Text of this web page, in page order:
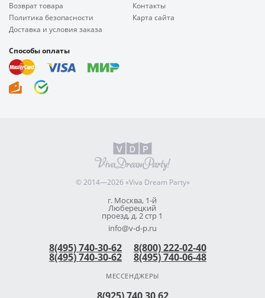
Возврат товара
Политика безопасности
Доставка и условия заказа
Контакты
Карта сайта
Способы оплаты
© 2014—2026 «Viva Dream Party»
г. Москва, 1-й
Люберецкий
проезд, д. 2 стр 1
info@v-d-p.ru
8(495) 740-30-62 8(800) 222-02-40
8(495) 740-30-62 8(495) 740-06-48
МЕССЕНДЖЕРЫ